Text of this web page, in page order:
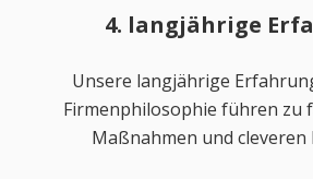
4. langjährige
Unsere langjährige
Firmenphilosophie führen zu
Maßnahmen und cleveren